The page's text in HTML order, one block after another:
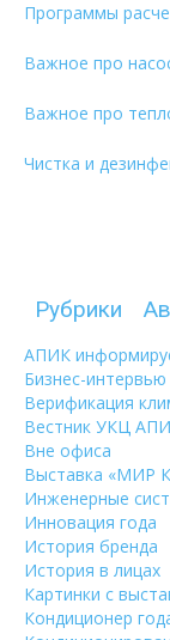
Программы
Важное про
Важное про
Чистка и
Рубрики
АПИК
Бизнес-интервью
Верификация
Вестник УКЦ
Вне офиса
Выставка «МИР
Инженерные
Инновация года
История бренда
История в лицах
Картинки с
Кондиционер